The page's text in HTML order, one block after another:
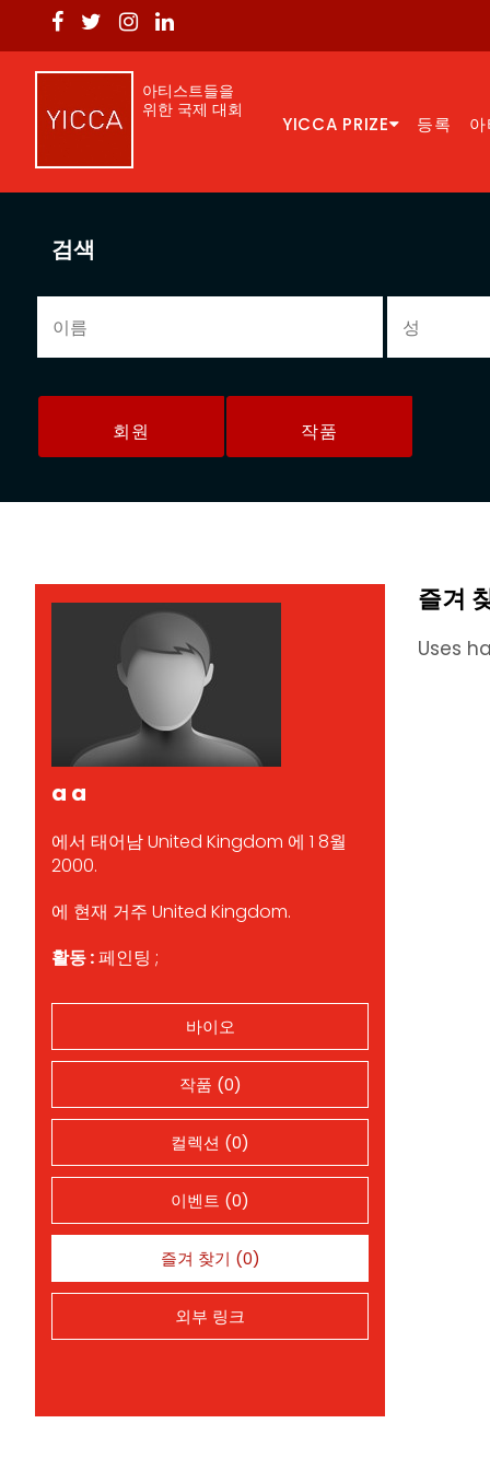
아티스트들을
위한 국제 대회
YICCA PRIZE 등록
검색
회원 작품
a a
에서 태어남 United Kingdom 에 1 8월
2000.
에 현재 거주 United Kingdom.
활동 :페인팅 ;
바이오
작품 (0)
컬렉션 (0)
이벤트 (0)
즐겨 찾기 (0)
외부 링크
즐겨
Uses